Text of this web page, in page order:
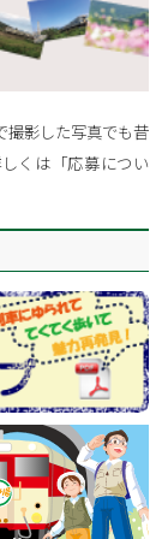
撮影した写真でも昔
くは「応募につい